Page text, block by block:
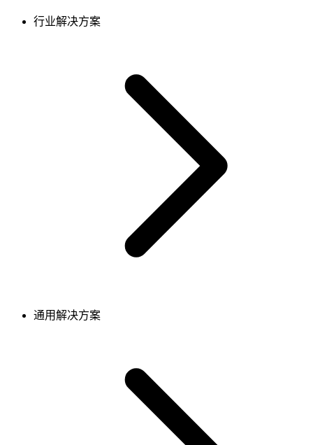
行业解决方案
通用解决方案